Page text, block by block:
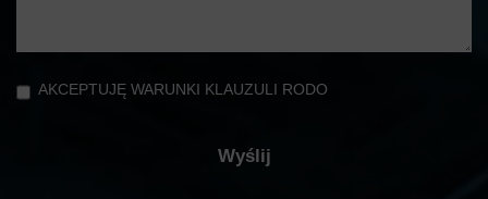
AKCEPTUJĘ WARUNKI KLAUZULI RODO